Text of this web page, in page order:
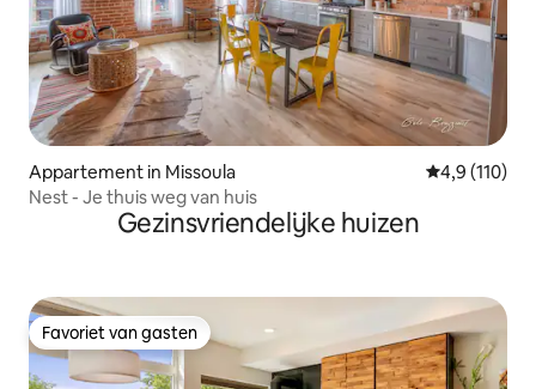
Appartement in Missoula Gemiddelde
4,9 (110)
Nest - Je thuis weg van huis
Gezinsvriendelijke huizen
Favoriet van gasten
Favoriet van gasten